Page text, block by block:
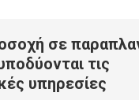
σε
τις
υπηρεσίες